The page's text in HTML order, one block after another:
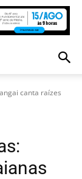
canta raízes